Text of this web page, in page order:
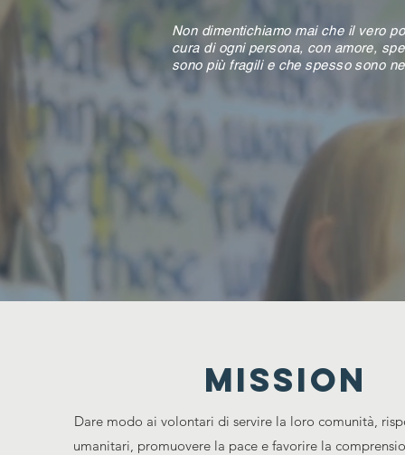
Non dimentichiamo mai che il vero
cura di ogni persona, con amore,
sono più fragili e che spesso sono
MISSION
Dare modo ai volontari di servire la loro comunità,
umanitari, promuovere la pace e favorire la